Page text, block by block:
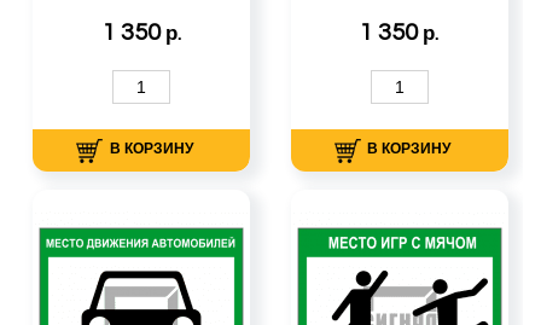
1 350 р.
В КОРЗИНУ
1 350 р.
В КОРЗИНУ